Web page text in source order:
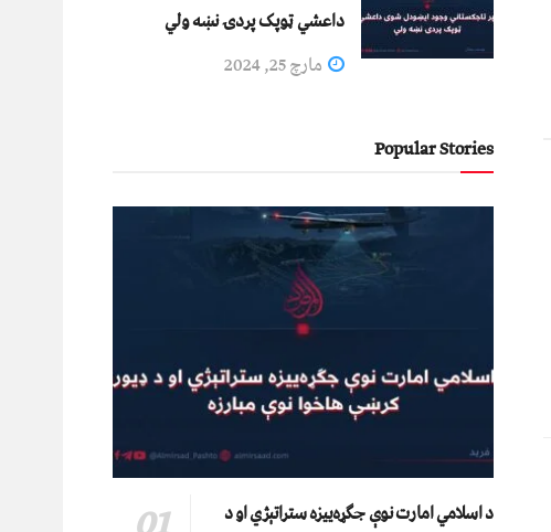
داعشي ټوپک پردۍ نښه ولي
مارچ 25, 2024
Popular Stories
د اسلامي امارت نوې جګړه‌ییزه ستراتېژي او د